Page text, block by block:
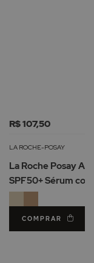
Adicionar
Lista
Desejos
R$ 107,50
LA ROCHE-POSAY
La Roche Posay
SPF50+ Sérum
COMPRAR